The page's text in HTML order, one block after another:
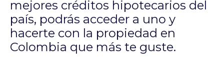
mejores créditos hipotecarios del
país, podrás acceder a uno y
hacerte con la propiedad en
Colombia que más te guste.